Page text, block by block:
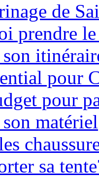
de
prendre
pour
pour
matériel
sa